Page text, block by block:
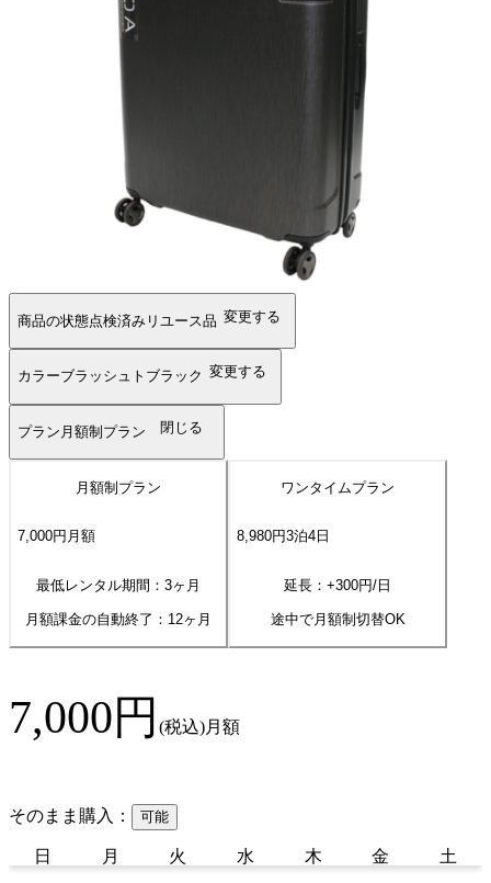
商品の状態点検済みリユース品 変更する
カラーブラッシュトブラック 変更する
プラン 月額制プラン 閉じる
月額制プラン
7,000円 月額
最低レンタル期間：3ヶ月
月額課金の自動終了： 12ヶ月
ワンタイムプラン
8,980円3泊4 日
延長：+300円/日
途中で月額制切替OK
7,000円 (税込)月額
そのまま購入： 可能
日 月 火 水 木 金 土